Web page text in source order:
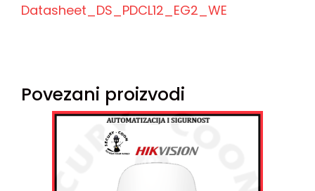
Datasheet_DS_PDCL12_EG2_WE
Povezani proizvodi